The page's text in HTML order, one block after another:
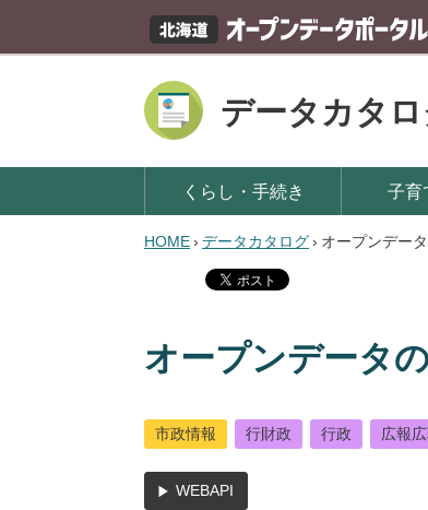
データカタ
くらし・手続き 子育
HOME› データカタログ› オープンデー
オープンデータ
市政情報 行財政 行政 広報
WEBAPI